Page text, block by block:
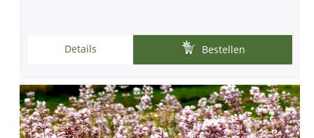
Details Bestellen